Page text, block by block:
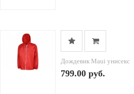
Дождевик Maui унисекс
799.00 руб.